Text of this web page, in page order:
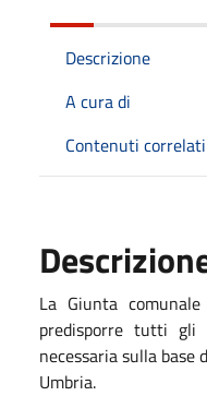
Descrizione
A cura di
Contenuti correlati
La Giunta
predisporre tutti gli
necessaria sulla base
Umbria.